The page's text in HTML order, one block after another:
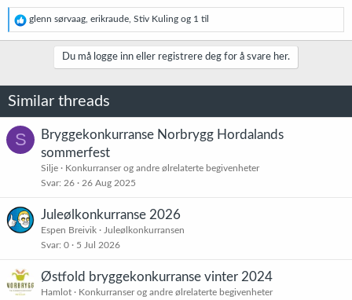
R
e
a
n
e
r
glenn sørvaag erikraude Stiv Kuling og 1 til
Du må logge inn eller registrere deg for å svare her.
Similar threads
S
Bryggekonkurranse Norbrygg Hordalands
sommerfest
Silje
Konkurranser og andre ølrelaterte begivenheter
Svar 26 26 Aug 2025
Juleølkonkurranse 2026
Espen Breivik
Juleølkonkurransen
Svar 0 5 Jul 2026
Østfold bryggekonkurranse vinter 2024
Hamlot
Konkurranser og andre ølrelaterte begivenheter